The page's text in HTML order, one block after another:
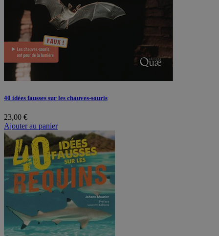
40 idées fausses sur les chauves-souris
23,00 €
Ajouter au panier